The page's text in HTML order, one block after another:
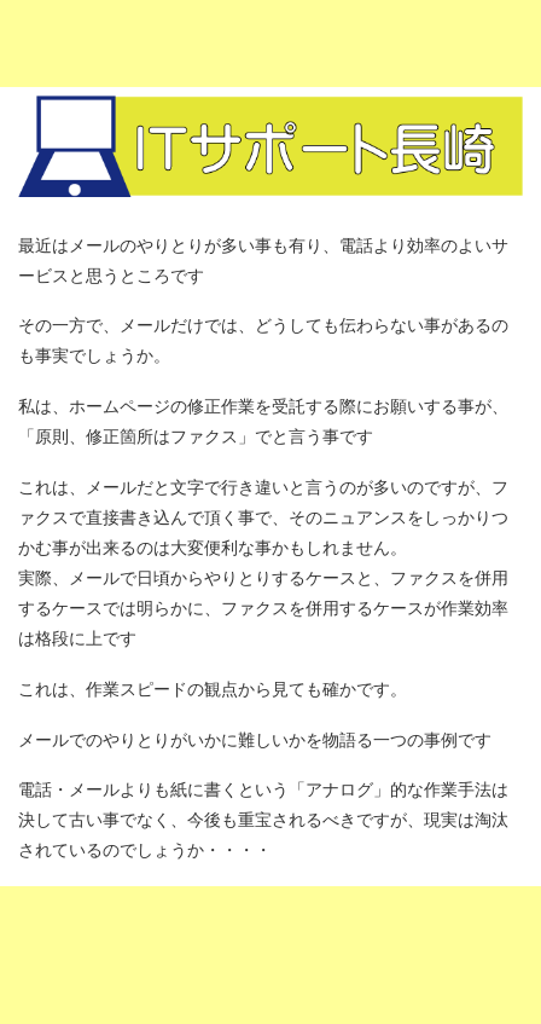
最近はメールのやりとりが多い事も有り、電話より効率のよいサ
ービスと思うところです
その一方で、メールだけでは、どうしても伝わらない事があるの
も事実でしょうか。
私は、ホームページの修正作業を受託する際にお願いする事が、
「原則、修正箇所はファクス」でと言う事です
これは、メールだと文字で行き違いと言うのが多いのですが、フ
ァクスで直接書き込んで頂く事で、そのニュアンスをしっかりつ
かむ事が出来るのは大変便利な事かもしれません。
実際、メールで日頃からやりとりするケースと、ファクスを併用
するケースでは明らかに、ファクスを併用するケースが作業効率
は格段に上です
これは、作業スピードの観点から見ても確かです。
メールでのやりとりがいかに難しいかを物語る一つの事例です
電話・メールよりも紙に書くという「アナログ」的な作業手法は
決して古い事でなく、今後も重宝されるべきですが、現実は淘汰
されているのでしょうか・・・・